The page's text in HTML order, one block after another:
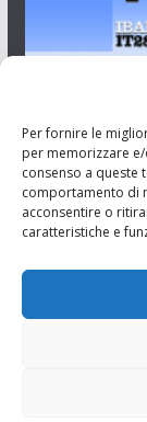
Per fornire le
per memorizzare
consenso a queste
comportamento di
acconsentire o
caratteristiche e
Aut. del
Resp. Riccardo
Associazione
via Randazzo 27